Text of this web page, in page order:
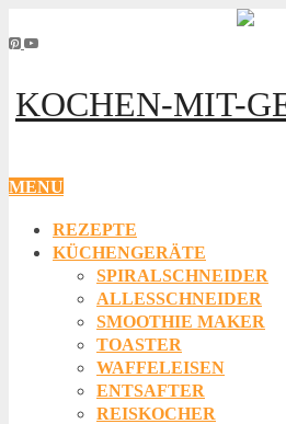
KOCHEN-MIT-
MENU
REZEPTE
KÜCHENGERÄTE
SPIRALSCHNEIDER
ALLESSCHNEIDER
SMOOTHIE MAKER
TOASTER
WAFFELEISEN
ENTSAFTER
REISKOCHER